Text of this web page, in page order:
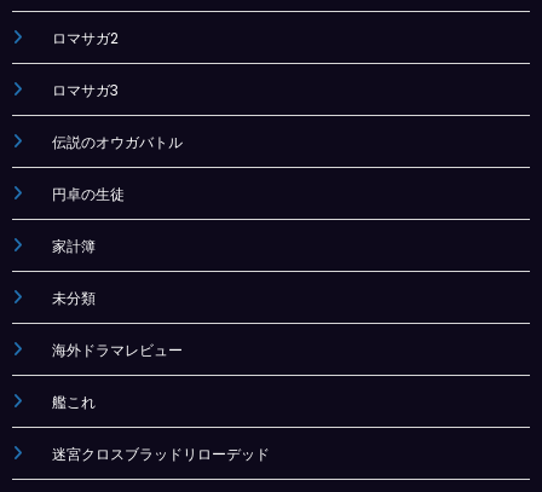
ロマサガ2
ロマサガ3
伝説のオウガバトル
円卓の生徒
家計簿
未分類
海外ドラマレビュー
艦これ
迷宮クロスブラッドリローデッド